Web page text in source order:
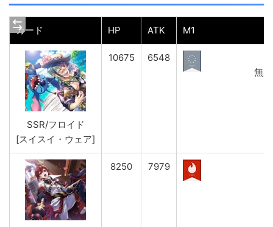
カード HP ATK M1
SSR/フロイド
[スイスイ・ウェア]
10675
6548
無
8250 7979